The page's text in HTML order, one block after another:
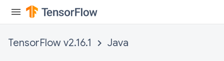
TensorFlow v2.16.1 Java